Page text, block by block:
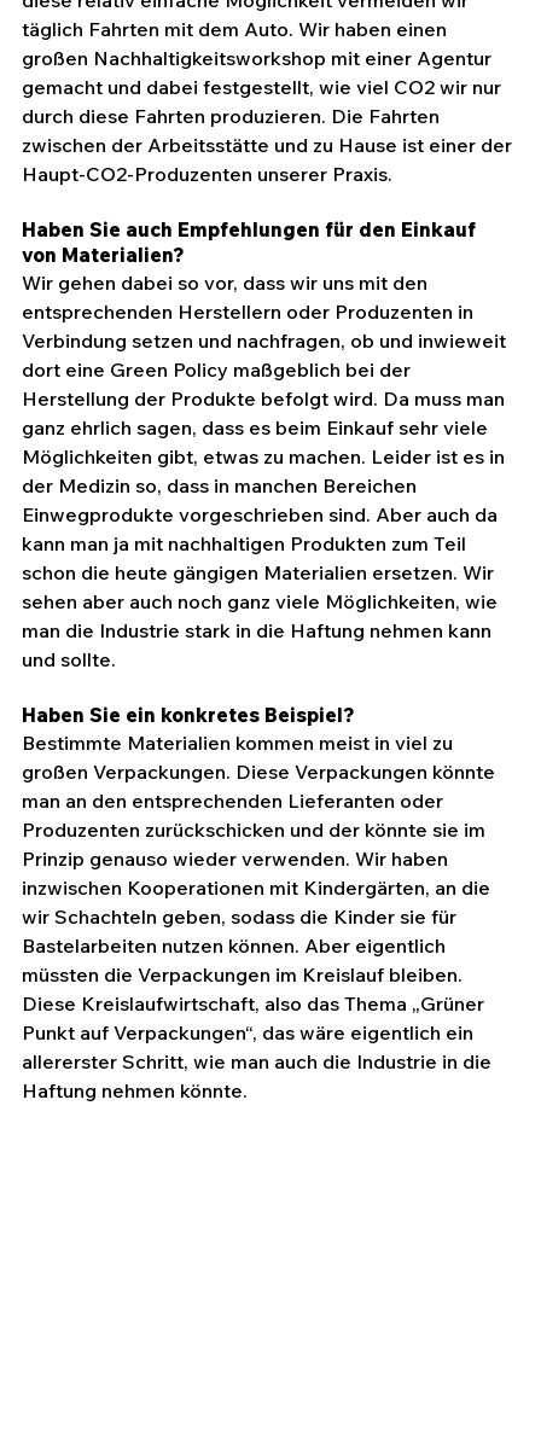
täglich Fahrten mit dem Auto. Wir haben einen
großen Nachhaltigkeitsworkshop mit einer Agentur
gemacht und dabei festgestellt, wie viel CO2 wir nur
durch diese Fahrten produzieren. Die Fahrten
zwischen der Arbeitsstätte und zu Hause ist einer der
Haupt-CO2-Produzenten unserer Praxis.
Haben Sie auch Empfehlungen für den Einkauf
von Materialien?
Wir gehen dabei so vor, dass wir uns mit den
entsprechenden Herstellern oder Produzenten in
Verbindung setzen und nachfragen, ob und inwieweit
dort eine Green Policy maßgeblich bei der
Herstellung der Produkte befolgt wird. Da muss man
ganz ehrlich sagen, dass es beim Einkauf sehr viele
Möglichkeiten gibt, etwas zu machen. Leider ist es in
der Medizin so, dass in manchen Bereichen
Einwegprodukte vorgeschrieben sind. Aber auch da
kann man ja mit nachhaltigen Produkten zum Teil
schon die heute gängigen Materialien ersetzen. Wir
sehen aber auch noch ganz viele Möglichkeiten, wie
man die Industrie stark in die Haftung nehmen kann
und sollte.
Haben Sie ein konkretes Beispiel?
Bestimmte Materialien kommen meist in viel zu
großen Verpackungen. Diese Verpackungen könnte
man an den entsprechenden Lieferanten oder
Produzenten zurückschicken und der könnte sie im
Prinzip genauso wieder verwenden. Wir haben
inzwischen Kooperationen mit Kindergärten, an die
wir Schachteln geben, sodass die Kinder sie für
Bastelarbeiten nutzen können. Aber eigentlich
müssten die Verpackungen im Kreislauf bleiben.
Diese Kreislaufwirtschaft, also das Thema „Grüner
Punkt auf Verpackungen“, das wäre eigentlich ein
allererster Schritt, wie man auch die Industrie in die
Haftung nehmen könnte.